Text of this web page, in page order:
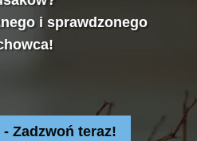
i sprawdzonego
- Zadzwoń teraz!